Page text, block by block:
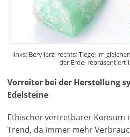
links: Beryllerz; rechts: Tiegel im
der Erde, repräsentiert
Vorreiter bei der Herstellung
Edelsteine
Ethischer vertretbarer Konsum
Trend, da immer mehr